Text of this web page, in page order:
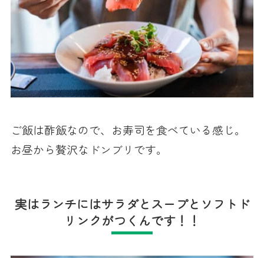
ご飯は酢飯なので、お寿司を食べている感じ。
お昼から贅沢なドンブリです。
実はランチにはサラダとスープとソフトド
リンクがつくんです！！